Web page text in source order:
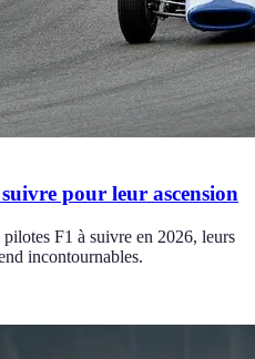
pour leur ascension
F1 à suivre en 2026, leurs
incontournables.